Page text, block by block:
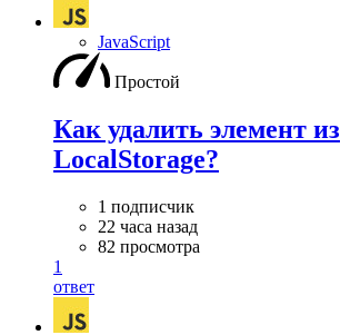
JavaScript
Простой
Как удалить элемент из
LocalStorage?
1 подписчик
22 часа назад
82 просмотра
1
ответ